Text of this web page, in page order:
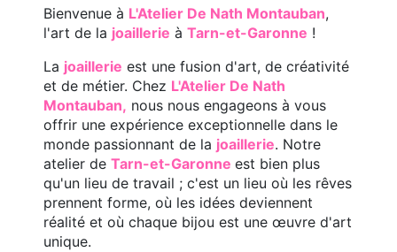
Bienvenue à L'Atelier De Nath Montauban,
l'art de la joaillerie à Tarn-et-Garonne !
La joaillerie est une fusion d'art, de créativité
et de métier. Chez L'Atelier De Nath
Montauban, nous nous engageons à vous
offrir une expérience exceptionnelle dans le
monde passionnant de la joaillerie. Notre
atelier de Tarn-et-Garonne est bien plus
qu'un lieu de travail ; c'est un lieu où les rêves
prennent forme, où les idées deviennent
réalité et où chaque bijou est une œuvre d'art
unique.